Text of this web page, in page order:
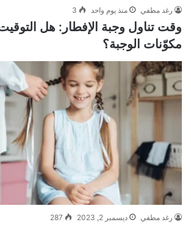
رغد مطفي منذ يوم واحد 3
وقت تناول وجبة الإفطار: هل
مكوّنات الوجبة؟
رغد مطفي ديسمبر 2, 2023 287